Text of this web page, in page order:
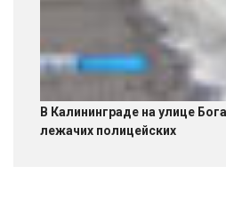
В Калининграде на улице
лежачих полицейских